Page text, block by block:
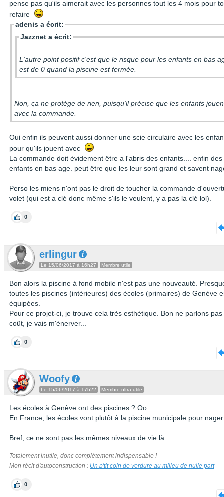
pense pas qu'ils aimerait avec les personnes tout les 4 mois pour
refaire
adenis a écrit:
Jazznet a écrit:
L'autre point positif c'est que le risque pour les enfants en bas
est de 0 quand la piscine est fermée.
Non, ça ne protège de rien, puisqu'il précise que les enfants
avec la commande.
Oui enfin ils peuvent aussi donner une scie circulaire avec les
pour qu'ils jouent avec
La commande doit évidement être a l'abris des enfants.... enfin des
enfants en bas age. peut être que les leur sont grand et savent
Perso les miens n'ont pas le droit de toucher la commande
volet (qui est a clé donc même s'ils le veulent, y a pas la clé lol).
0
erlingur
Le 15/06/2017 à 16h27 Membre utile
Bon alors la piscine à fond mobile n'est pas une nouveauté.
toutes les piscines (intérieures) des écoles (primaires) de Genève
équipées.
Pour ce projet-ci, je trouve cela très esthétique. Bon ne parlons pas
coût, je vais m'énerver...
0
Woofy
Le 15/06/2017 à 17h22 Membre ultra utile
Les écoles à Genève ont des piscines ? Oo
En France, les écoles vont plutôt à la piscine municipale pour
Bref, ce ne sont pas les mêmes niveaux de vie là.
Totalement inutile, donc complètement indispensable !
Mon récit d'autoconstruction : Un p'tit coin de verdure au milieu de nulle part
0